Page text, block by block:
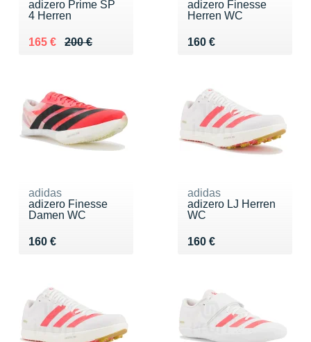
adizero Prime SP
4 Herren
200 €
Au lieu de 200 €
165 €
Vendu 165 €
adizero Finesse
Herren WC
160 €
Vendu 160 €
adidas
adizero Finesse
Damen WC
160 €
Vendu 160 €
adidas
adizero LJ Herren
WC
160 €
Vendu 160 €